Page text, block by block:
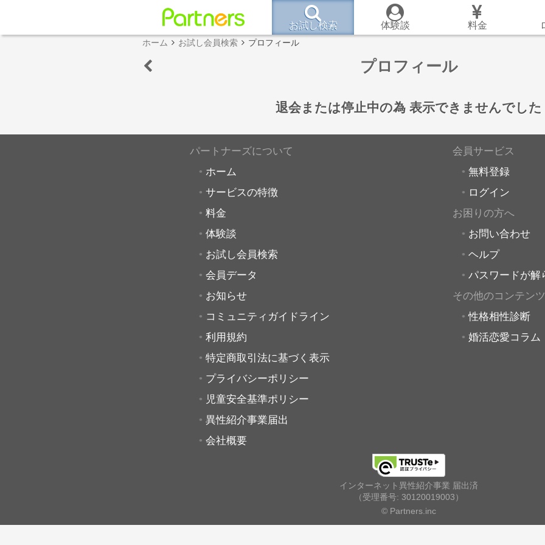
お試し検索 体験談 料金
ホーム お試し会員検索 プロフィール
プロフィール
退会または停止中の為 表示できませんでした
パートナーズについて
ホーム
サービスの特徴
料金
体験談
お試し会員検索
会員データ
お知らせ
コミュニティガイドライン
利用規約
特定商取引法に基づく表示
プライバシーポリシー
児童安全基準ポリシー
異性紹介事業届出
会社概要
会員サービス
無料登録
ログイン
お困りの方へ
お問い合わせ
ヘルプ
パスワードが解
その他のコンテンツ
性格相性診断
婚活恋愛コラム
インターネット異性紹介事業 届出済
（受理番号: 30120019003）
© Partners.inc